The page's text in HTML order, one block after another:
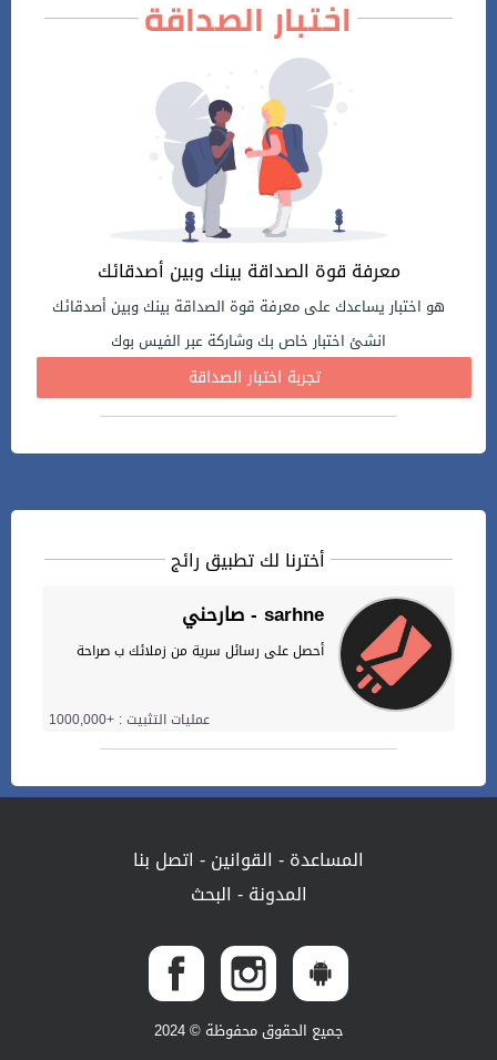
اختبار الصداقة
معرفة قوة الصداقة بينك وبين أصدقائك
هو اختبار يساعدك على معرفة قوة الصداقة بينك وبين أصدقائك
انشئ اختبار خاص بك وشاركة عبر الفيس بوك
تجربة اختبار الصداقة
أخترنا لك تطبيق رائج
صارحني - sarhne
أحصل على رسائل سرية من زملائك ب صراحة
عمليات التثبيت : +1000,000
المساعدة- القوانين- اتصل بنا
المدونة- البحث
جميع الحقوق محفوظة © 2024